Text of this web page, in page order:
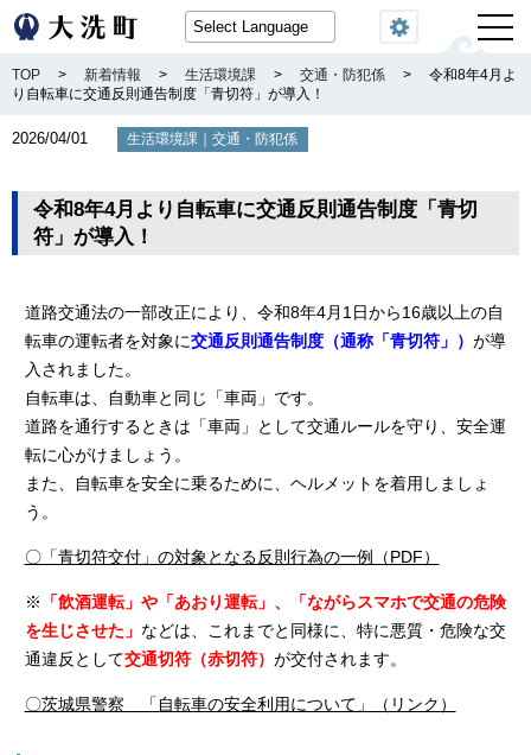
閲覧機能
TOP > 新着情報 > 生活環境課 > 交通・防犯係 >
令和8年4月よ
り自転車に交通反則通告制度「青切符」が導入！
2026/04/01 生活環境課 ｜交通・防犯係
令和8年4月より自転車に交通反則通告制度「青切
符」が導入！
道路交通法の一部改正により、令和8年4月1日から16歳以上の自
転車の運転者を対象に交通反則通告制度（通称「青切符」） が導
入されました。
自転車は、自動車と同じ「車両」です。
道路を通行するときは「車両」として交通ルールを守り、安全運
転に心がけましょう。
また、自転車を安全に乗るために、ヘルメットを着用しましょ
う。
〇「青切符交付」の対象となる反則行為の一例（PDF）
※ 「飲酒運転」や「あおり運転」、「ながらスマホで交通の危険
を生じさせた」 などは、これまでと同様に、特に悪質・危険な交
通違反として交通切符（赤切符） が交付されます。
〇茨城県警察 「自転車の安全利用について」（リンク）